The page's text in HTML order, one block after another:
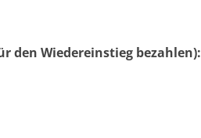
den Wiedereinstieg bezahlen):